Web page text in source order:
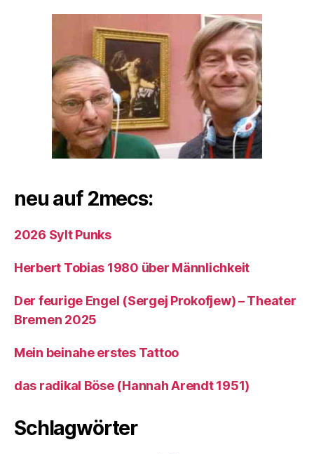
neu auf 2mecs:
2026 Sylt Punks
Herbert Tobias 1980 über Männlichkeit
Der feurige Engel (Sergej Prokofjew) – Theater
Bremen 2025
Mein beinahe erstes Tattoo
das radikal Böse (Hannah Arendt 1951)
Schlagwörter